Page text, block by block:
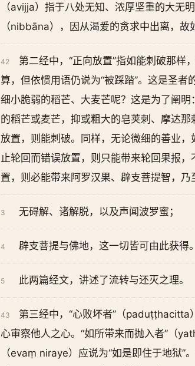
（avijja）指于八处无知、浓厚坚重的大无
（nibbāna），因从渴爱的贪求中出离，
42
第二经中，“正向放置”指如能刺破那样
算，但依惯用语仍说为“被踩踏”。这是圣
细小脆弱的稻芒、大麦芒呢？这是为了阐
的稻芒或麦芒，抑或粗大的皂荚刺、摩达
放置，则能刺破。同样，无论微细的善业
止轮回而错误放置，则只能带来轮回果报
置，则必能带来阿罗汉果、辟支菩提智，乃
3 无碍解、诸解脱，以及声闻波罗蜜；
4 辟支菩提与佛地，这一切皆可由此获得。
5 此两篇经文，讲述了流转与还灭之理。
43
第三经中，“心败坏者”（
心审察他人之心。“如所带来而抛入者”（
（evaṃ niraye）应说为“如是即住于地狱”